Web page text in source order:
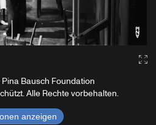
Bausch Foundation
Alle Rechte vorbehalten.
anzeigen